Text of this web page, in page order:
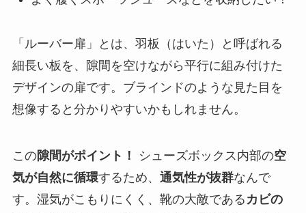
「ルーバー扉」とは、羽板（はいた）と呼ばれる
細長い板を、隙間を空けながら平行に組み付けた
デザインの扉です。ブラインドのような見た目を
想像すると分かりやすいかもしれません。
この隙間がポイント！ シューズボックス内部の空
気が自然に循環するため、 通気性が抜群なんで
す。湿気がこもりにくく、靴の大敵である カビの